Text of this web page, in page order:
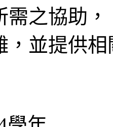
需之協助
，並提供